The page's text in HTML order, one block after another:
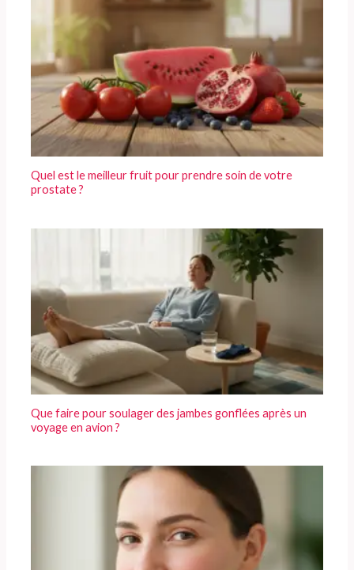
Quel est le meilleur fruit pour prendre soin de votre
prostate ?
Que faire pour soulager des jambes gonflées après un
voyage en avion ?